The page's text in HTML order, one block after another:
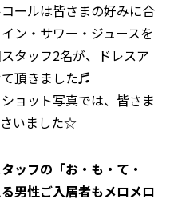
ールは皆さまの好みに合
ン・サワー・ジュースを
タッフ2名が、ドレスア
頂きました♬
ョット写真では、皆さま
さいました☆
ッフの「お・も・て・
男性ご入居者もメロメロ